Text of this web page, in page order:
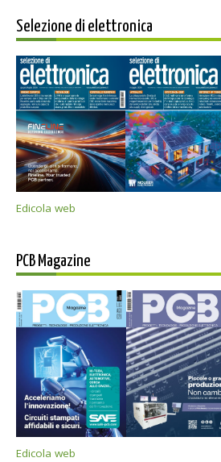
Selezione di elettronica
Edicola web
PCB Magazine
Edicola web